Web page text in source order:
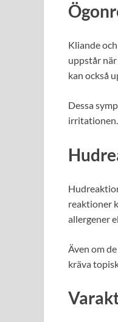
Kliande
uppstår
kan också
Dessa
reaktioner
allergener
Även om
kräva